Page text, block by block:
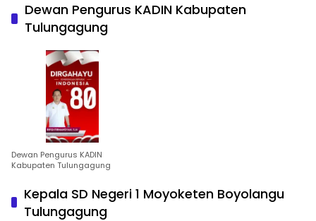
Dewan Pengurus KADIN Kabupaten
Tulungagung
Dewan Pengurus KADIN
Kabupaten Tulungagung
Kepala SD Negeri 1 Moyoketen Boyolangu
Tulungagung